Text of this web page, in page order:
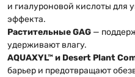
и гиалуроновой кислоты для
эффекта.
Растительные GAG —
удерживают влагу.
AQUAXYL™ и Desert Plant
барьер и предотвращают